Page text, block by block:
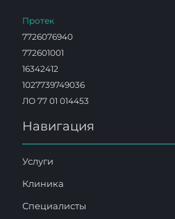
Протек
7726076940
772601001
16342412
1027739749036
ЛО 77 01 014453
Навигация
Услуги
Клиника
Специалисты